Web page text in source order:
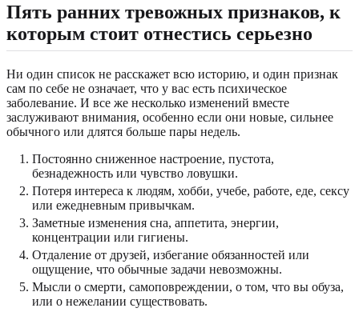
Пять ранних тревожных признаков, к
которым стоит отнестись серьезно
Ни один список не расскажет всю историю, и один признак
сам по себе не означает, что у вас есть психическое
заболевание. И все же несколько изменений вместе
заслуживают внимания, особенно если они новые, сильнее
обычного или длятся больше пары недель.
Постоянно сниженное настроение, пустота,
безнадежность или чувство ловушки.
Потеря интереса к людям, хобби, учебе, работе, еде, сексу
или ежедневным привычкам.
Заметные изменения сна, аппетита, энергии,
концентрации или гигиены.
Отдаление от друзей, избегание обязанностей или
ощущение, что обычные задачи невозможны.
Мысли о смерти, самоповреждении, о том, что вы обуза,
или о нежелании существовать.